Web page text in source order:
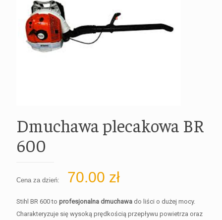
Dmuchawa plecakowa BR
600
Cena za dzień: 70.00 zł
Stihl BR 600 to profesjonalna dmuchawa do liści o dużej mocy.
Charakteryzuje się wysoką prędkością przepływu powietrza oraz